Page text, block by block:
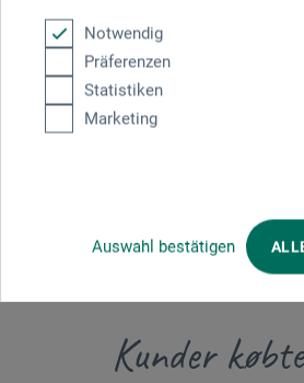
Notwendig
Präferenzen
Statistiken
Marketing
Auswahl bestätigen
Her finder du producentens
boesner GmbH holding +
Kunder